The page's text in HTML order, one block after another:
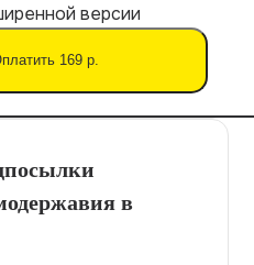
версии
169 р.
в